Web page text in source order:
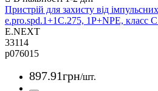
Пристрій для захисту від
e.pro.spd.1+1C.275, 1P+NPE, класс
E.NEXT
33114
p076015
897.91грн/шт.